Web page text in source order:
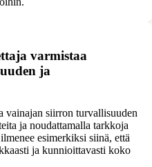
varmistaa
ja
vainajan siirron turvallisuuden
ja noudattamalla tarkkoja
esimerkiksi siinä, että
ja kunnioittavasti koko